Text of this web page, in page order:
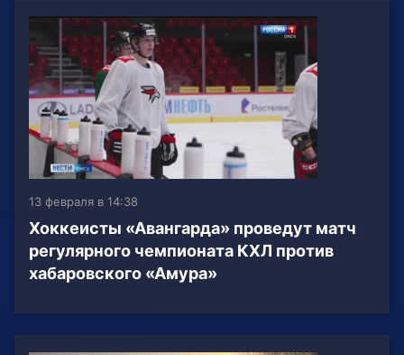
13 февраля в 14:38
Хоккеисты «Авангарда» проведут матч
регулярного чемпионата КХЛ против
хабаровского «Амура»